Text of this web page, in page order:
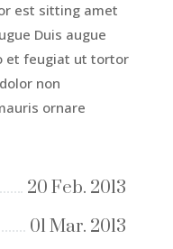
est sitting amet
Duis augue
et feugiat ut tortor
non
ornare
20 Feb. 2013
01 Mar. 2013